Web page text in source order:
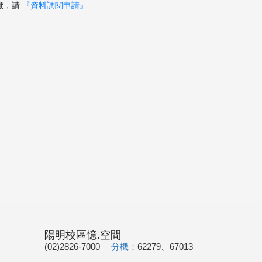
，請 『資料調閱申請』
陽明校區憶.空間
(02)2826-7000 分機： 62279、67013